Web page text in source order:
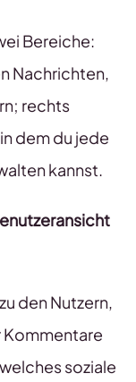
Bereiche:
Nachrichten,
rechts
dem du jede
kannst.
den Nutzern,
soziale